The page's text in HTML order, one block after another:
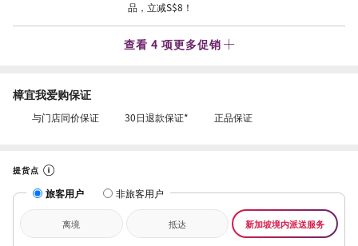
品，立减S$8！
查看 4 项更多促销
樟宜我爱购保证
与门店同价保证 30日退款保证* 正品保证
提货点
旅客用户 非旅客用户
离境 抵达 新加坡境内派送服务